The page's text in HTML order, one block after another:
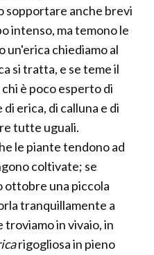
sopportare anche brevi
intenso, ma temono le
un'erica chiediamo al
si tratta, e se teme il
è poco esperto di
erica, di calluna e di
tutte uguali.
le piante tendono ad
coltivate; se
ottobre una piccola
tranquillamente a
troviamo in vivaio, in
rigogliosa in pieno